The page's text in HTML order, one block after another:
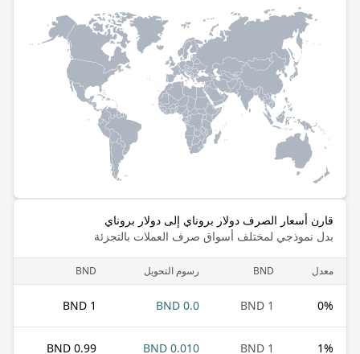
قارن أسعار الصرف دولار بروناي إلى دولار بروناي
بدل نموذجي لمختلف أسواق صرف العملات بالتجزئة
معدل BND رسوم التحويل BND
0%
1 BND
0.0 BND
1 BND
1%
1 BND
0.010 BND
0.99 BND